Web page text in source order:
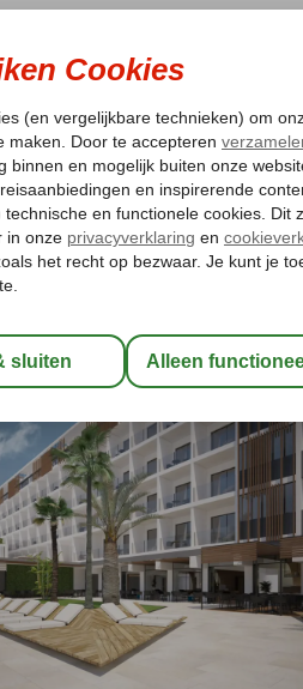
MINUTE ZOMER 2026
Laagsteprijsgarantie*
Logies en ontbijt-Hotel